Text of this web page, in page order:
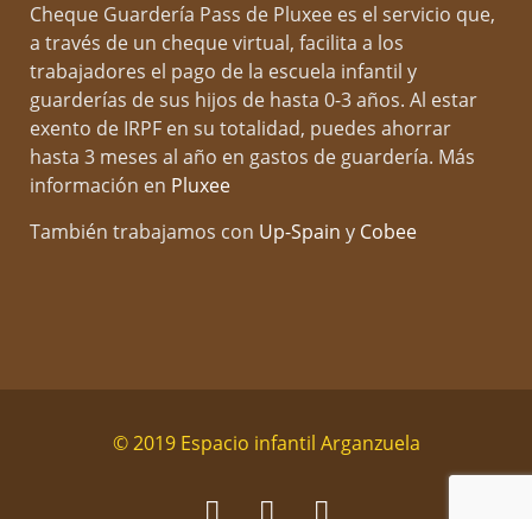
estimulante. Disfruto profundamente de la lectura,
pasear y charlar, lo que enriquece mi enfoque
pedagógico y me ayuda a fomentar el amor por el
conocimiento en mis alumnos. Me encanta la
naturaleza y tengo un gran amor por los niños, lo
que me llevó a elegir esta vocación. Mi objetivo es
siempre brindarles las herramientas necesarias
conviertan en individuos curiosos y seguros de sí
Cheque Guardería Pass de Pluxee es el servicio que,
a través de un cheque virtual, facilita a los
trabajadores el pago de la escuela infantil y
guarderías de sus hijos de hasta 0-3 años. Al estar
exento de IRPF en su totalidad, puedes ahorrar
hasta 3 meses al año en gastos de guardería. Más
información en Pluxee
También trabajamos con Up-Spain y Cobee
© 2019 Espacio infantil Arganzuela